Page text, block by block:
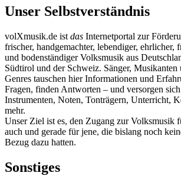
Unser Selbstverständnis
volXmusik.de ist das Internetportal zur
frischer, handgemachter, lebendiger, ehrlicher,
und bodenständiger Volksmusik aus
Südtirol und der Schweiz. Sänger, Musikanten
Genres tauschen hier Informationen und
Fragen, finden Antworten – und versorgen
Instrumenten, Noten, Tonträgern, Unterricht,
mehr.
Unser Ziel ist es, den Zugang zur Volksmusik
auch und gerade für jene, die bislang noch
Bezug dazu hatten.
Sonstiges